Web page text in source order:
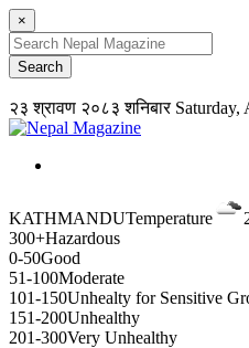
×
२३ श्रावण २०८३ शनिबारSaturday,
KATHMANDUTemperature
300+Hazardous
0-50Good
51-100Moderate
101-150Unhealty for Sensitive
151-200Unhealthy
201-300Very Unhealthy